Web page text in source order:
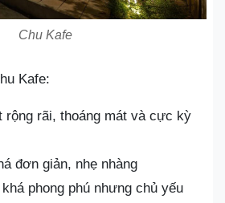
Chu Kafe
Kafe:
rộng rãi, thoáng mát và cực kỳ
đơn giản, nhẹ nhàng
phong phú nhưng chủ yếu